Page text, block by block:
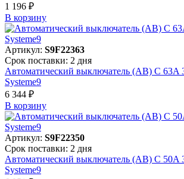
1 196 ₽
В корзинy
Артикул: S9F22363
Срок поставки: 2 дня
Автоматический выключатель (АВ) C 63A
Systeme9
6 344 ₽
В корзинy
Артикул: S9F22350
Срок поставки: 2 дня
Автоматический выключатель (АВ) C 50A
Systeme9